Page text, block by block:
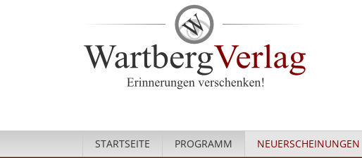
STARTSEITE PROGRAMM NEUERSCHEINUNGEN